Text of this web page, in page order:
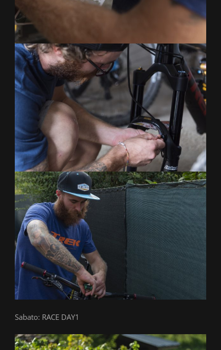
Sabato: RACE DAY1